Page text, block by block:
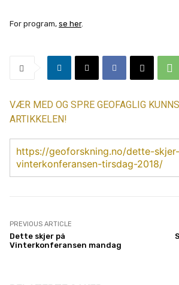
For program, se her.
VÆR MED OG SPRE GEOFAGLIG
ARTIKKELEN!
https://geoforskning.no/dette-
vinterkonferansen-tirsdag-2018/
PREVIOUS ARTICLE
Dette skjer på
Vinterkonferansen mandag